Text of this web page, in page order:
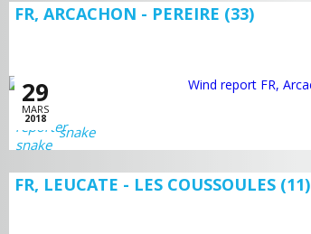
FR, ARCACHON - PEREIRE (33)
29
MARS
2018
snake
FR, LEUCATE - LES COUSSOULES (11)